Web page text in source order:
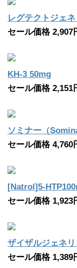
レグテクトジェ
セール価格 2,907
KH-3 50mg
セール価格 2,151
ソミナー（
セール価格 4,760
[Natrol]5-
セール価格 1,923
ザイザルジェネ
セール価格 1,389